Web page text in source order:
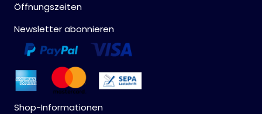
Öffnungszeiten
Newsletter abonnieren
Shop-Informationen